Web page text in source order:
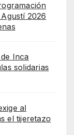
2026
Inca
solidarias
al
el tijeretazo